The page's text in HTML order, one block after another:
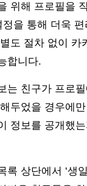
위해 프로필을
을 통해 더욱
도 절차 없이 카
합니다.
는 친구가 프로
두었을 경우에
정보를 공개했
록 상단에서 ‘생